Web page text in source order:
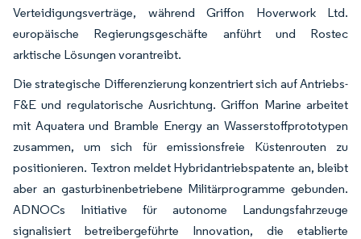
Verteidigungsverträge, während Griffon Hoverwork Ltd.
europäische Regierungsgeschäfte anführt und Rostec
arktische Lösungen vorantreibt.
Die strategische Differenzierung konzentriert sich auf Antriebs-
F&E und regulatorische Ausrichtung. Griffon Marine arbeitet
mit Aquatera und Bramble Energy an Wasserstoffprototypen
zusammen, um sich für emissionsfreie Küstenrouten zu
positionieren. Textron meldet Hybridantriebspatente an, bleibt
aber an gasturbinenbetriebene Militärprogramme gebunden.
ADNOCs Initiative für autonome Landungsfahrzeuge
signalisiert betreibergeführte Innovation, die etablierte